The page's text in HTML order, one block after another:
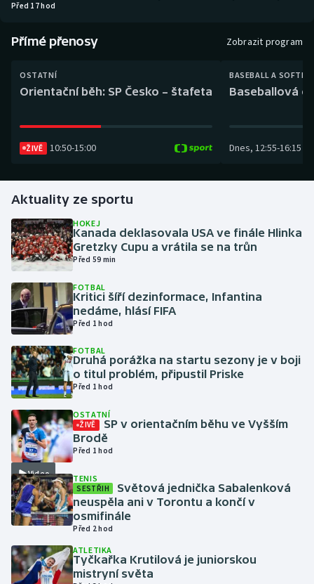
Florbal
Golf
Házená
Jezdectví
Judo
Krasobruslení
Lezení
Lyže a snowboard
Moderní pětiboj
Motorsport
Olympijské hry
Parasport
Plavání
Před 17 hod
Přímé přenosy Zobrazit program
OSTATNÍ
Orientační běh: SP Česko – štafeta
ŽIVĚ 10:50-15:00
BASEBALL A
Baseballová
Dnes, 12:55-16:15
Aktuality ze sportu
HOKEJ
Kanada deklasovala USA ve finále Hlinka
Gretzky Cupu a vrátila se na trůn
Před 59 min
FOTBAL
Kritici šíří dezinformace, Infantina
nedáme, hlásí FIFA
Před 1 hod
FOTBAL
Druhá porážka na startu sezony je v boji
o titul problém, připustil Priske
Před 1 hod
Video
OSTATNÍ
ŽIVĚ
SP v orientačním běhu ve Vyšším
Brodě
Před 1 hod
TENIS
SESTŘIH
Světová jednička Sabalenková
neuspěla ani v Torontu a končí v
osmifinále
Před 2 hod
ATLETIKA
Tyčkařka Krutilová je juniorskou
mistryní světa